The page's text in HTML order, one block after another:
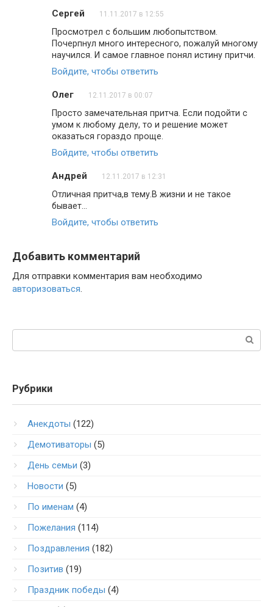
Сергей 11.11.2017 в 12:55
Просмотрел с большим любопытством.
Почерпнул много интересного, пожалуй многому
научился. И самое главное понял истину притчи.
Войдите, чтобы ответить
Олег 12.11.2017 в 00:07
Просто замечательная притча. Если подойти с
умом к любому делу, то и решение может
оказаться гораздо проще.
Войдите, чтобы ответить
Андрей 12.11.2017 в 12:31
Отличная притча,в тему.В жизни и не такое
бывает…
Войдите, чтобы ответить
Добавить комментарий
Для отправки комментария вам необходимо
авторизоваться.
Поиск:
Рубрики
Анекдоты (122)
Демотиваторы (5)
День семьи (3)
Новости (5)
По именам (4)
Пожелания (114)
Поздравления (182)
Позитив (19)
Праздник победы (4)